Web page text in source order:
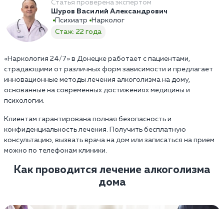
Статья проверена экспертом
Шуров Василий Александрович
Психиатр
Нарколог
Стаж: 22 года
«Наркология 24/7» в Донецке работает с пациентами,
страдающими от различных форм зависимости и предлагает
инновационные методы лечения алкоголизма на дому,
основанные на современных достижениях медицины и
психологии.
Клиентам гарантирована полная безопасность и
конфиденциальность лечения. Получить бесплатную
консультацию, вызвать врача на дом или записаться на прием
можно по телефонам клиники.
Как проводится лечение алкоголизма
дома